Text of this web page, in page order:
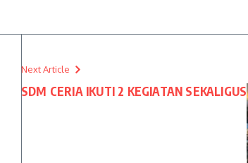
Next Article
SDM CERIA IKUTI 2 KEGIATAN SEKALIGUS